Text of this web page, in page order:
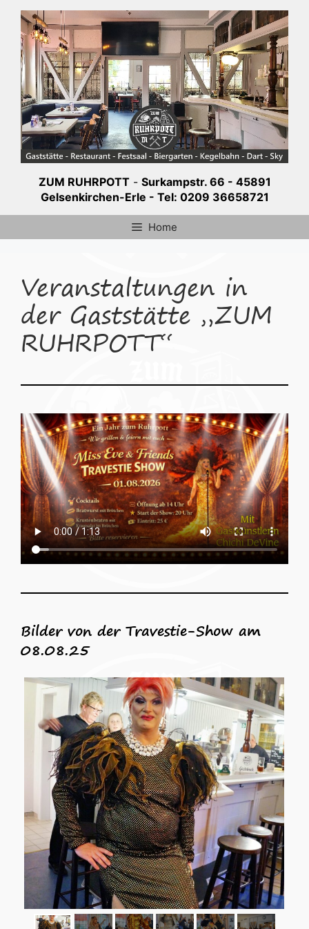
Zum
Inhalt
springen
ZUM RUHRPOTT- Surkampstr. 66 - 45891
Gelsenkirchen-Erle - Tel: 0209 36658721
Home
Veranstaltungen in
der Gaststätte „ZUM
RUHRPOTT“
Bilder von der Travestie-Show am
08.08.25